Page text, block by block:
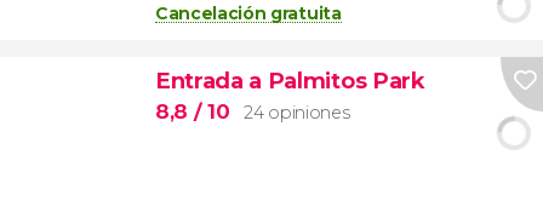
Cancelación gratuita
Entrada a Palmitos Park
8,8 / 10 24 opiniones